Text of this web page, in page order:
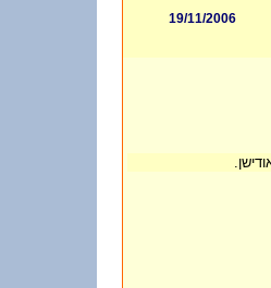
19/11/2006